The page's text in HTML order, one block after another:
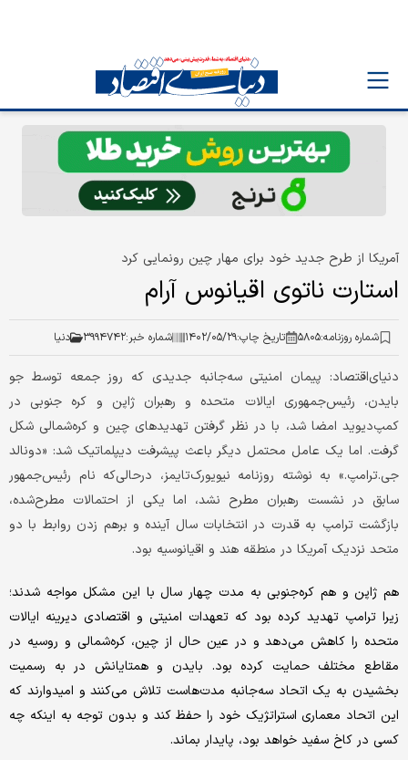
آمریکا از طرح جدید خود برای مهار چین رونمایی کرد
استارت ناتوی اقیانوس آرام
شماره روزنامه:۵۸۰۵ تاریخ چاپ:۱۴۰۲/۰۵/۲۹ شماره خبر:۳۹۹۴۷۴۲ دنیا
دنیای‌اقتصاد: پیمان امنیتی سه‌جانبه جدیدی که روز جمعه توسط جو
بایدن، رئیس‌جمهوری ایالات متحده و رهبران ژاپن و کره جنوبی در
کمپ‌دیوید امضا شد، با در نظر گرفتن تهدیدهای چین و کره‌شمالی شکل
گرفت. اما یک عامل محتمل دیگر باعث پیشرفت دیپلماتیک شد: «دونالد
جی.ترامپ.» به نوشته روزنامه نیویورک‌تایمز، درحالی‌که نام رئیس‌جمهور
سابق در نشست رهبران مطرح نشد، اما یکی از احتمالات مطرح‌شده،
بازگشت ترامپ به قدرت در انتخابات سال آینده و برهم زدن روابط با دو
متحد نزدیک آمریکا در منطقه هند و اقیانوسیه بود.
هم ژاپن و هم کره‌جنوبی به مدت چهار سال با این مشکل مواجه شدند؛
زیرا ترامپ تهدید کرده بود که تعهدات امنیتی و اقتصادی دیرینه ایالات
متحده را کاهش می‌دهد و در عین حال از چین، کره‌شمالی و روسیه در
مقاطع مختلف حمایت کرده بود. بایدن و همتایانش در به رسمیت
بخشیدن به یک اتحاد سه‌جانبه مدت‌هاست تلاش می‌کنند و امیدوارند که
این اتحاد معماری استراتژیک خود را حفظ کند و بدون توجه به اینکه چه
کسی در کاخ سفید خواهد بود، پایدار بماند.